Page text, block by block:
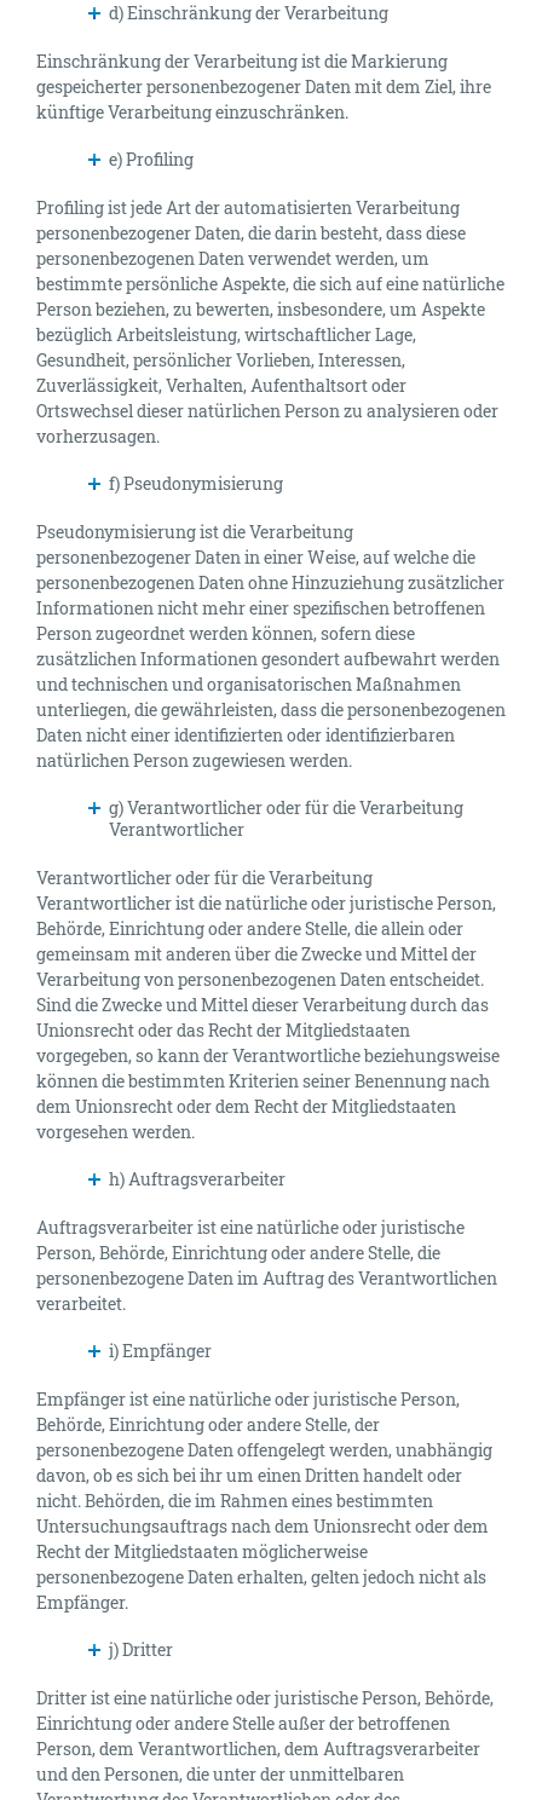
d) Einschränkung der Verarbeitung
Einschränkung der Verarbeitung ist die Markierung
gespeicherter personenbezogener Daten mit dem Ziel, ihre
künftige Verarbeitung einzuschränken.
e) Profiling
Profiling ist jede Art der automatisierten Verarbeitung
personenbezogener Daten, die darin besteht, dass diese
personenbezogenen Daten verwendet werden, um
bestimmte persönliche Aspekte, die sich auf eine natürliche
Person beziehen, zu bewerten, insbesondere, um Aspekte
bezüglich Arbeitsleistung, wirtschaftlicher Lage,
Gesundheit, persönlicher Vorlieben, Interessen,
Zuverlässigkeit, Verhalten, Aufenthaltsort oder
Ortswechsel dieser natürlichen Person zu analysieren oder
vorherzusagen.
f) Pseudonymisierung
Pseudonymisierung ist die Verarbeitung
personenbezogener Daten in einer Weise, auf welche die
personenbezogenen Daten ohne Hinzuziehung zusätzlicher
Informationen nicht mehr einer spezifischen betroffenen
Person zugeordnet werden können, sofern diese
zusätzlichen Informationen gesondert aufbewahrt werden
und technischen und organisatorischen Maßnahmen
unterliegen, die gewährleisten, dass die personenbezogenen
Daten nicht einer identifizierten oder identifizierbaren
natürlichen Person zugewiesen werden.
g) Verantwortlicher oder für die Verarbeitung
Verantwortlicher
Verantwortlicher oder für die Verarbeitung
Verantwortlicher ist die natürliche oder juristische Person,
Behörde, Einrichtung oder andere Stelle, die allein oder
gemeinsam mit anderen über die Zwecke und Mittel der
Verarbeitung von personenbezogenen Daten entscheidet.
Sind die Zwecke und Mittel dieser Verarbeitung durch das
Unionsrecht oder das Recht der Mitgliedstaaten
vorgegeben, so kann der Verantwortliche beziehungsweise
können die bestimmten Kriterien seiner Benennung nach
dem Unionsrecht oder dem Recht der Mitgliedstaaten
vorgesehen werden.
h) Auftragsverarbeiter
Auftragsverarbeiter ist eine natürliche oder juristische
Person, Behörde, Einrichtung oder andere Stelle, die
personenbezogene Daten im Auftrag des Verantwortlichen
verarbeitet.
i) Empfänger
Empfänger ist eine natürliche oder juristische Person,
Behörde, Einrichtung oder andere Stelle, der
personenbezogene Daten offengelegt werden, unabhängig
davon, ob es sich bei ihr um einen Dritten handelt oder
nicht. Behörden, die im Rahmen eines bestimmten
Untersuchungsauftrags nach dem Unionsrecht oder dem
Recht der Mitgliedstaaten möglicherweise
personenbezogene Daten erhalten, gelten jedoch nicht als
Empfänger.
j) Dritter
Dritter ist eine natürliche oder juristische Person, Behörde,
Einrichtung oder andere Stelle außer der betroffenen
Person, dem Verantwortlichen, dem Auftragsverarbeiter
und den Personen, die unter der unmittelbaren